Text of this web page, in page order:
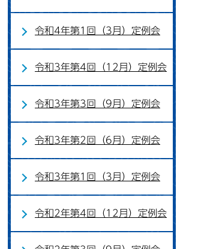
令和4年第1回（3月）定例会
令和3年第4回（12月）定例会
令和3年第3回（9月）定例会
令和3年第2回（6月）定例会
令和3年第1回（3月）定例会
令和2年第4回（12月）定例会